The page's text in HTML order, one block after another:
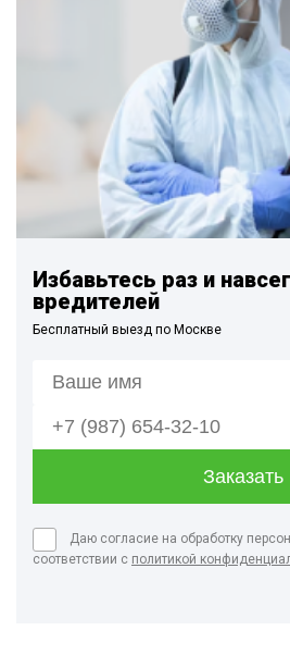
Избавьтесь раз и
вредителей
Бесплатный выезд по Москве
Даю согласие на обработку
соответствии с политикой